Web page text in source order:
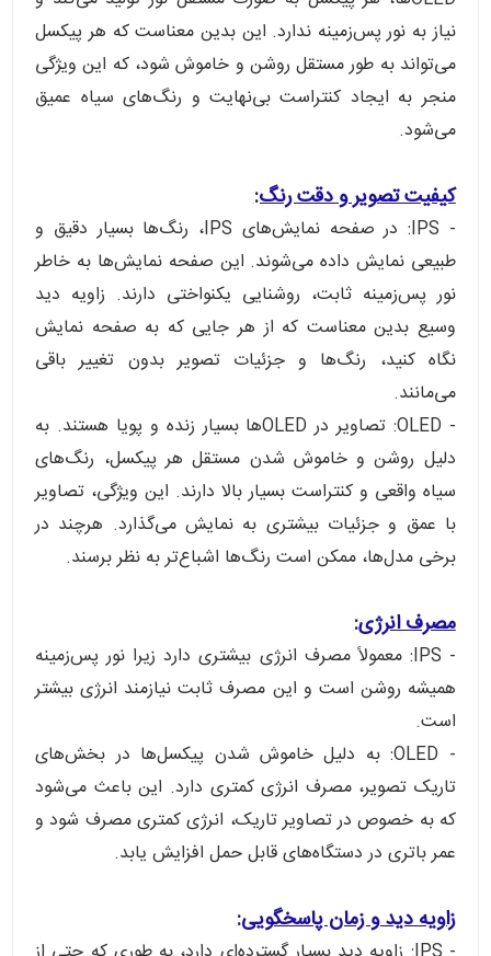
نیاز به نور پس‌زمینه ندارد. این بدین معناست که هر پیکسل
می‌تواند به طور مستقل روشن و خاموش شود، که این ویژگی
منجر به ایجاد کنتراست بی‌نهایت و رنگ‌های سیاه عمیق
می‌شود.
کیفیت تصویر و دقت رنگ:
- IPS: در صفحه نمایش‌های IPS، رنگ‌ها بسیار دقیق و
طبیعی نمایش داده می‌شوند. این صفحه نمایش‌ها به خاطر
نور پس‌زمینه ثابت، روشنایی یکنواختی دارند. زاویه دید
وسیع بدین معناست که از هر جایی که به صفحه نمایش
نگاه کنید، رنگ‌ها و جزئیات تصویر بدون تغییر باقی
می‌مانند.
- OLED: تصاویر در OLEDها بسیار زنده و پویا هستند. به
دلیل روشن و خاموش شدن مستقل هر پیکسل، رنگ‌های
سیاه واقعی و کنتراست بسیار بالا دارند. این ویژگی، تصاویر
با عمق و جزئیات بیشتری به نمایش می‌گذارد. هرچند در
برخی مدل‌ها، ممکن است رنگ‌ها اشباع‌تر به نظر برسند.
مصرف انرژی:
- IPS: معمولاً مصرف انرژی بیشتری دارد زیرا نور پس‌زمینه
همیشه روشن است و این مصرف ثابت نیازمند انرژی بیشتر
است.
- OLED: به دلیل خاموش شدن پیکسل‌ها در بخش‌های
تاریک تصویر، مصرف انرژی کمتری دارد. این باعث می‌شود
که به خصوص در تصاویر تاریک، انرژی کمتری مصرف شود و
عمر باتری در دستگاه‌های قابل حمل افزایش یابد.
زاویه دید و زمان پاسخگویی: